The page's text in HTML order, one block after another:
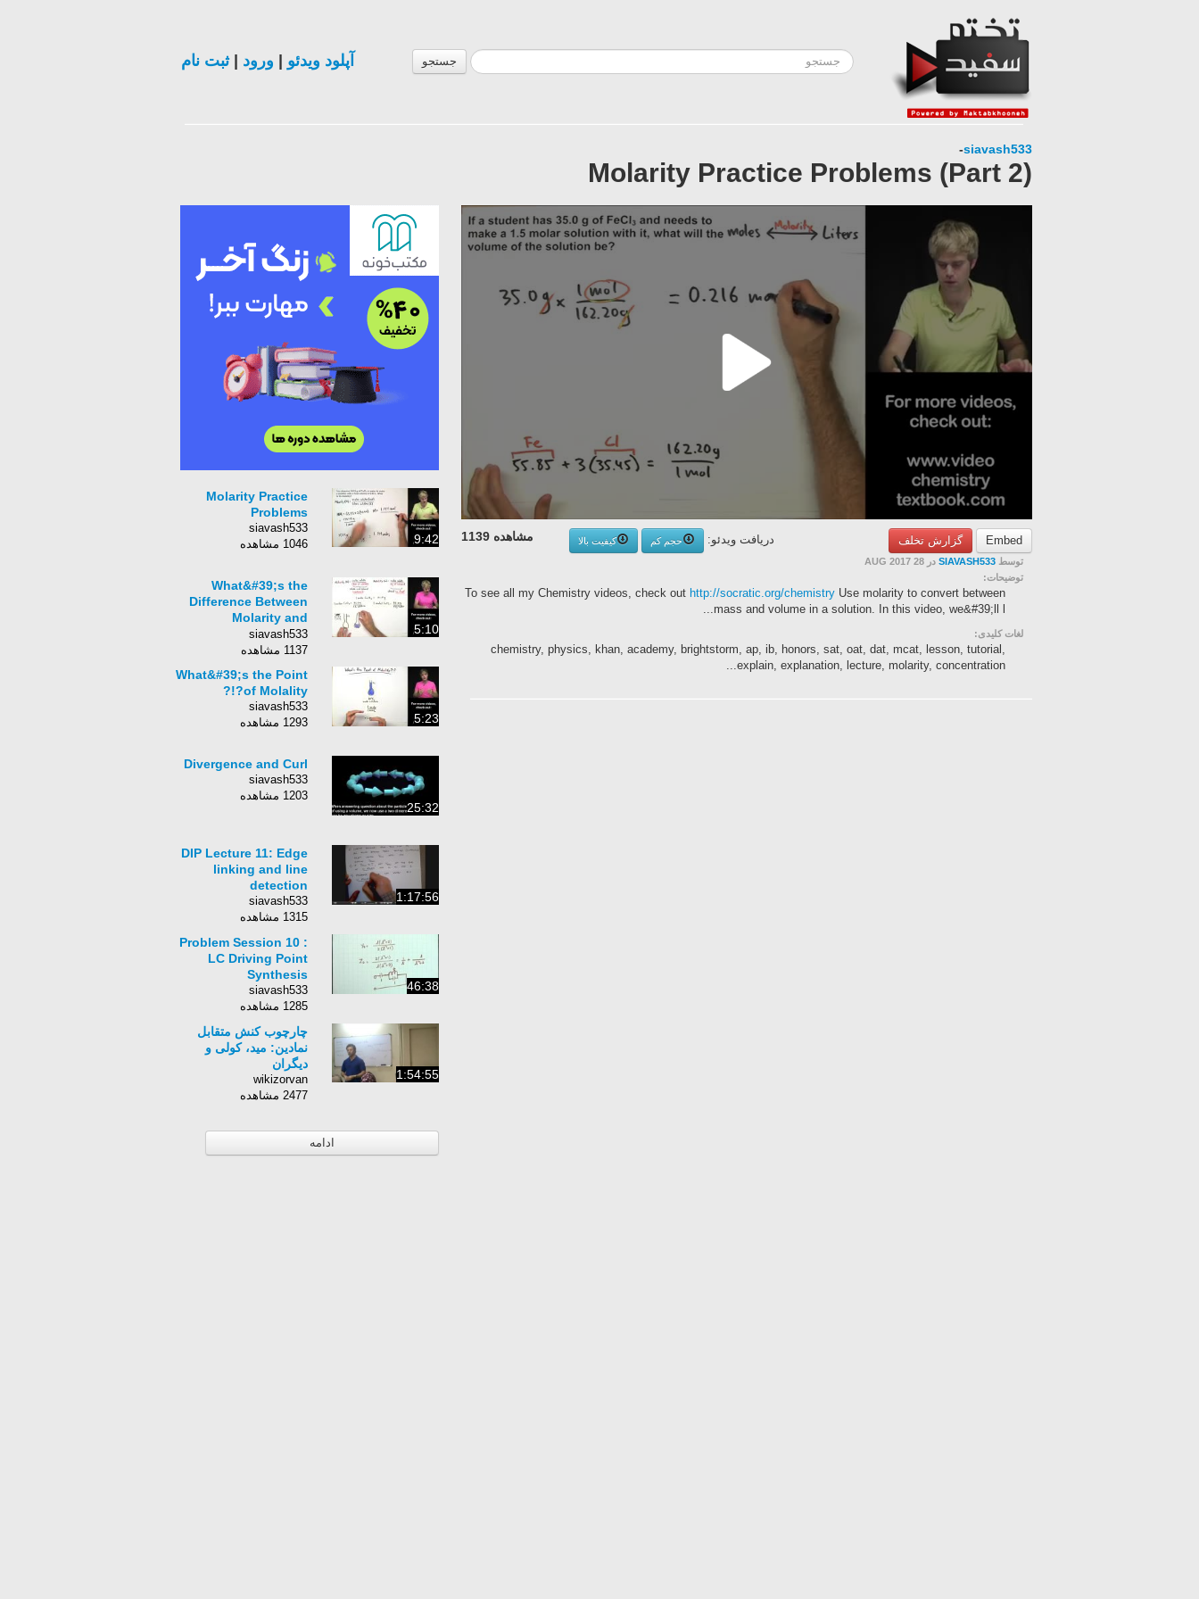
جستجو آپلود ویدئو ورود |ثبت نام
siavash533
-
Molarity Practice Problems (Part 2)
Embed گزارش تخلف مشاهده 1139 دریافت ویدئو: حجم کم
کیفیت بالا
توسط SIAVASH533 در 28 AUG 2017
توضیحات:
To see all my Chemistry videos, check out http://socratic.org/chemistry Use molarity to convert between
mass and volume in a solution. In this video, we&#39;ll l...
لغات کلیدی:
chemistry, physics, khan, academy, brightstorm, ap, ib, honors, sat, oat, dat, mcat, lesson, tutorial,
explain, explanation, lecture, molarity, concentration...
9:42
Molarity Practice
Problems
siavash533
1046 مشاهده
5:10
What&#39;s the
Difference Between
Molarity and
Molality?
siavash533
1137 مشاهده
5:23
What&#39;s the Point
of Molality?!?
siavash533
1293 مشاهده
25:32
Divergence and Curl
siavash533
1203 مشاهده
1:17:56
DIP Lecture 11: Edge
linking and line
detection
siavash533
1315 مشاهده
46:38
Problem Session 10 :
LC Driving Point
Synthesis
siavash533
1285 مشاهده
1:54:55
چارچوب کنش متقابل
نمادین: مید، کولی و
دیگران
wikizorvan
2477 مشاهده
ادامه